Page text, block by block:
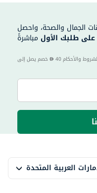
الجمال والصحة، واحصل
العربية المتحدة